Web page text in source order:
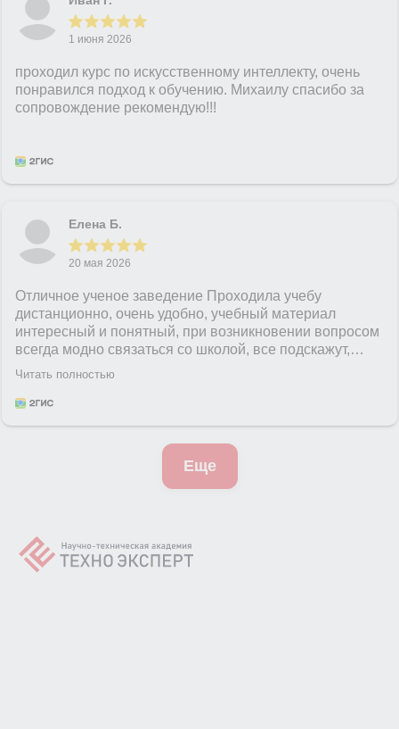
1 июня 2026
проходил курс по искусственному интеллекту, очень
понравился подход к обучению. Михаилу спасибо за
сопровождение рекомендую!!!
Елена Б.
20 мая 2026
Отличное ученое заведение Проходила учебу
дистанционно, очень удобно, учебный материал
интересный и понятный, при возникновении вопросом
всегда модно связаться со школой, все подскажут,
помогут, персонал очень вежливый и приятный!)
Читать полностью
Еще